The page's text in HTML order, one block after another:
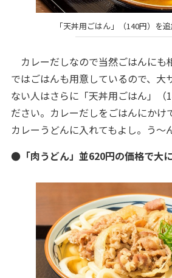
「天丼用ごはん」（140円）を
カレーだしなので当然ごはんにも
ではごはんも用意しているので、大
ない人はさらに「天丼用ごはん」（
ださい。カレーだしをごはんにかけ
カレーうどんに入れてもよし。う～
●「肉うどん」並620円の価格で大に